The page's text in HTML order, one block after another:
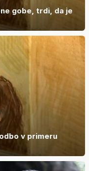
gobe, trdi, da je
v primeru